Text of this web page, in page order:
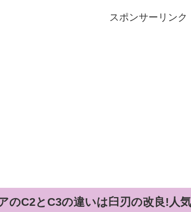
スポンサーリンク
のC2とC3の違いは臼刃の改良!人